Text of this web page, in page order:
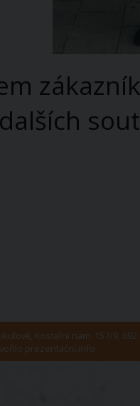
Kostelní nám. 157/9, 692
prezentační.info